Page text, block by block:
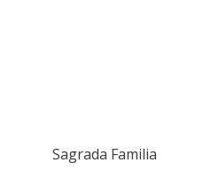
Sagrada Familia